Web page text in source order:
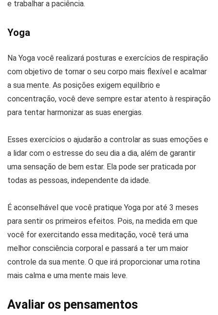
e trabalhar a paciência.
Yoga
Na Yoga você realizará posturas e exercícios de respiração
com objetivo de tornar o seu corpo mais flexível e acalmar
a sua mente. As posições exigem equilíbrio e
concentração, você deve sempre estar atento à respiração
para tentar harmonizar as suas energias.
Esses exercícios o ajudarão a controlar as suas emoções e
a lidar com o estresse do seu dia a dia, além de garantir
uma sensação de bem estar. Ela pode ser praticada por
todas as pessoas, independente da idade.
É aconselhável que você pratique Yoga por até 3 meses
para sentir os primeiros efeitos. Pois, na medida em que
você for exercitando essa meditação, você terá uma
melhor consciência corporal e passará a ter um maior
controle da sua mente. O que irá proporcionar uma rotina
mais calma e uma mente mais leve.
Avaliar os pensamentos